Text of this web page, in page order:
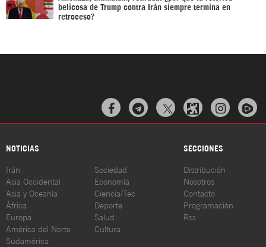
belicosa de Trump contra Irán siempre termina en
retroceso?
  
NOTICIAS SECCIONES
Irán
Asia Occidental
Asia y Oceanía
África
Europa
América del Norte
Sudamérica
Sociedad
Economía
Ciencia/Tec
Deporte
Salud
Cultura
Distribución
Nosotros
Contacto
Programación
Rss